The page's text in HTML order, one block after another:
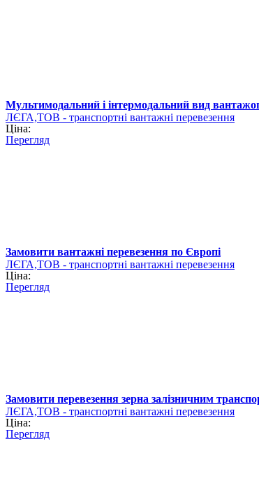
Мультимодальний і інтермодальний вид
ЛЄГА,ТОВ - транспортні вантажні перевезення
Ціна:
Перегляд
Замовити вантажні перевезення по Європі
ЛЄГА,ТОВ - транспортні вантажні перевезення
Ціна:
Перегляд
Замовити перевезення зерна залізничним
ЛЄГА,ТОВ - транспортні вантажні перевезення
Ціна:
Перегляд